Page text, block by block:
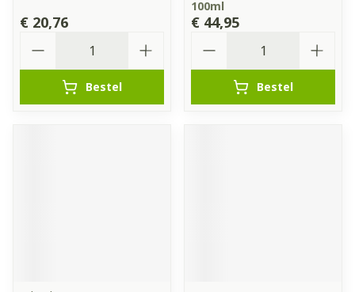
€ 20,76
Bestel
100ml
€ 44,95
Bestel